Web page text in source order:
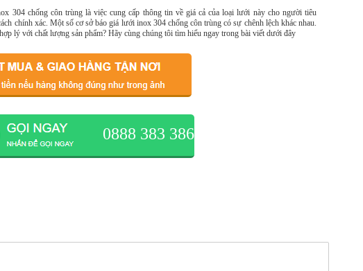
304 chống côn trùng là việc cung cấp thông tin về giá cả của loại lưới này cho người tiêu
chính xác. Một số cơ sở báo giá lưới inox 304 chống côn trùng có sự chênh lệch khác nhau.
lý với chất lượng sản phẩm? Hãy cùng chúng tôi tìm hiểu ngay trong bài viết dưới đây
0888 383 386